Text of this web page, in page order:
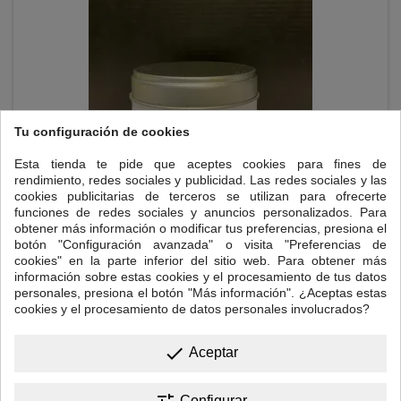
MATCHA CEREMONIAL BIO HOSEKI 30 GR
Lata que contiene 30 gr de Matcha Hoseki Matcha ceremonial de
primer grado. 100% orgánico, de la más alta calidad de las
plantaciones de Uji, Kyoto. Ligeramente dulce y de un verde
vibrante.
Añadir al carrito
Tu configuración de cookies
Esta tienda te pide que aceptes cookies para fines de
rendimiento, redes sociales y publicidad. Las redes sociales y las
cookies publicitarias de terceros se utilizan para ofrecerte
funciones de redes sociales y anuncios personalizados. Para
obtener más información o modificar tus preferencias, presiona el
botón "Configuración avanzada" o visita "Preferencias de
cookies" en la parte inferior del sitio web. Para obtener más
información sobre estas cookies y el procesamiento de tus datos
personales, presiona el botón "Más información". ¿Aceptas estas
cookies y el procesamiento de datos personales involucrados?
done Aceptar